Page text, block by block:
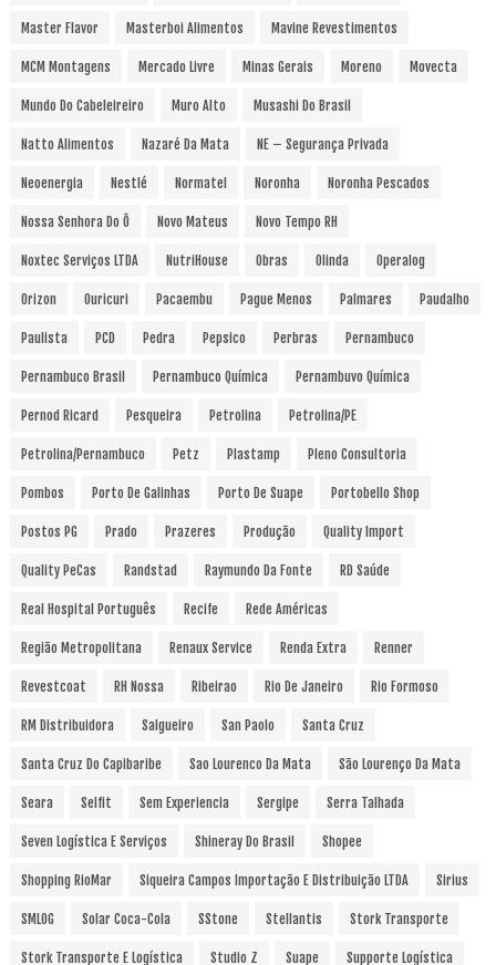
Master Flavor Masterboi Alimentos Mavine Revestimentos
MCM Montagens Mercado Livre Minas Gerais Moreno Movecta
Mundo Do Cabeleireiro Muro Alto Musashi Do Brasil
Natto Alimentos Nazaré Da Mata NE – Segurança Privada
Neoenergia Nestlé Normatel Noronha Noronha Pescados
Nossa Senhora Do Ô Novo Mateus Novo Tempo RH
Noxtec Serviços LTDA NutriHouse Obras Olinda Operalog
Orizon Ouricuri Pacaembu Pague Menos Palmares Paudalho
Paulista PCD Pedra Pepsico Perbras Pernambuco
Pernambuco Brasil Pernambuco Química Pernambuvo Química
Pernod Ricard Pesqueira Petrolina Petrolina/PE
Petrolina/Pernambuco Petz Plastamp Pleno Consultoria
Pombos Porto De Galinhas Porto De Suape Portobello Shop
Postos PG Prado Prazeres Produção Quality Import
Quality PeCas Randstad Raymundo Da Fonte RD Saúde
Real Hospital Português Recife Rede Américas
Região Metropolitana Renaux Service Renda Extra Renner
Revestcoat RH Nossa Ribeirao Rio De Janeiro Rio Formoso
RM Distribuidora Salgueiro San Paolo Santa Cruz
Santa Cruz Do Capibaribe Sao Lourenco Da Mata São Lourenço Da Mata
Seara Selfit Sem Experiencia Sergipe Serra Talhada
Seven Logística E Serviços Shineray Do Brasil Shopee
Shopping RioMar Siqueira Campos Importação E Distribuição LTDA Sirius
SMLOG Solar Coca-Cola SStone Stellantis Stork Transporte
Stork Transporte E Logística Studio Z Suape Supporte Logística